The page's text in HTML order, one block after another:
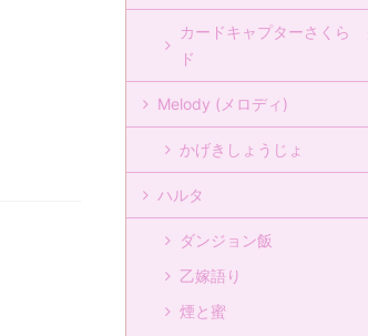
カードキャプターさくら
ド
Melody (メロディ)
かげきしょうじょ
ハルタ
ダンジョン飯
乙嫁語り
煙と蜜